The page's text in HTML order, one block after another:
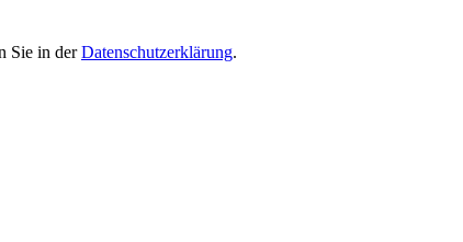
Sie in derDatenschutzerklärung.